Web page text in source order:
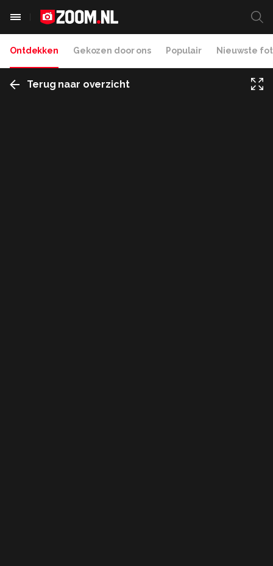
Ontdekken Gekozen door ons Populair Nieuwste
Terug naar overzicht